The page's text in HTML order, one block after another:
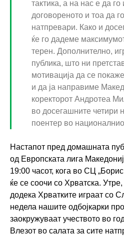
тактика, а на нас е да
договореното и тоа да
натпревари. Како и
ќе го дадеме
терен. Дополнително,
публика, што ни
мотивација да се
и да ја направиме
коректорот Андротеа
во досегашните четири
поентер во
Настапот пред домашната
од Европската лига
19:00 часот, кога во СЦ
ќе се соочи со Хрватска.
додека Хрватките играат со
недела нашите одбојкарки
заокружуваат учеството во
Влезот во салата за сите